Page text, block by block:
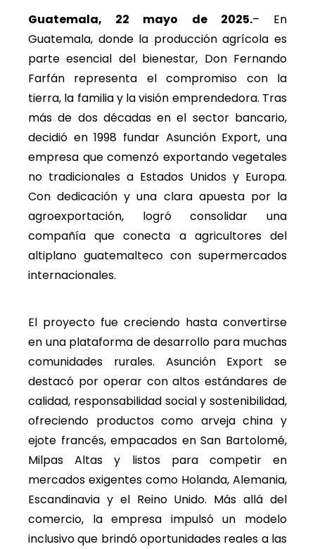
Guatemala, 22 mayo de 2025.– En
Guatemala, donde la producción agrícola es
parte esencial del bienestar, Don Fernando
Farfán representa el compromiso con la
tierra, la familia y la visión emprendedora. Tras
más de dos décadas en el sector bancario,
decidió en 1998 fundar Asunción Export, una
empresa que comenzó exportando vegetales
no tradicionales a Estados Unidos y Europa.
Con dedicación y una clara apuesta por la
agroexportación, logró consolidar una
compañía que conecta a agricultores del
altiplano guatemalteco con supermercados
internacionales.
El proyecto fue creciendo hasta convertirse
en una plataforma de desarrollo para muchas
comunidades rurales. Asunción Export se
destacó por operar con altos estándares de
calidad, responsabilidad social y sostenibilidad,
ofreciendo productos como arveja china y
ejote francés, empacados en San Bartolomé,
Milpas Altas y listos para competir en
mercados exigentes como Holanda, Alemania,
Escandinavia y el Reino Unido. Más allá del
comercio, la empresa impulsó un modelo
inclusivo que brindó oportunidades reales a las